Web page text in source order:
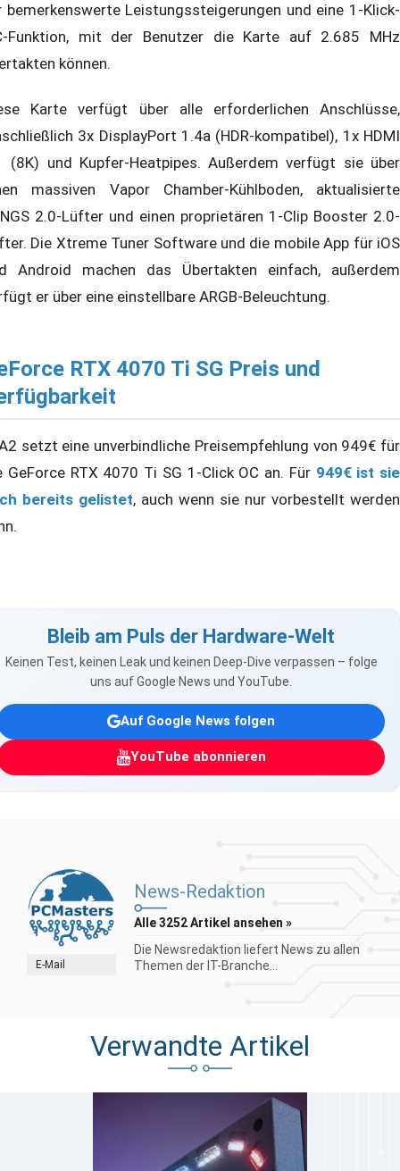
bemerkenswerte Leistungssteigerungen und eine 1-Klick-
Funktion, mit der Benutzer die Karte auf 2.685 MHz
können.
Karte verfügt über alle erforderlichen Anschlüsse,
3x DisplayPort 1.4a (HDR-kompatibel), 1x HDMI
(8K) und Kupfer-Heatpipes. Außerdem verfügt sie über
massiven Vapor Chamber-Kühlboden, aktualisierte
2.0-Lüfter und einen proprietären 1-Clip Booster 2.0-
Die Xtreme Tuner Software und die mobile App für iOS
Android machen das Übertakten einfach, außerdem
er über eine einstellbare ARGB-Beleuchtung.
RTX 4070 Ti SG Preis und
setzt eine unverbindliche Preisempfehlung von 949€ für
GeForce RTX 4070 Ti SG 1-Click OC an. Für 949€ ist sie
bereits gelistet, auch wenn sie nur vorbestellt werden
Bleib am Puls der Hardware-Welt
Keinen Test, keinen Leak und keinen Deep-Dive verpassen – folge
uns auf Google News und YouTube.
Auf Google News folgen
YouTube abonnieren
E-Mail
News-Redaktion
Alle 3252 Artikel ansehen »
Die Newsredaktion liefert News zu allen
Themen der IT-Branche...
Verwandte Artikel